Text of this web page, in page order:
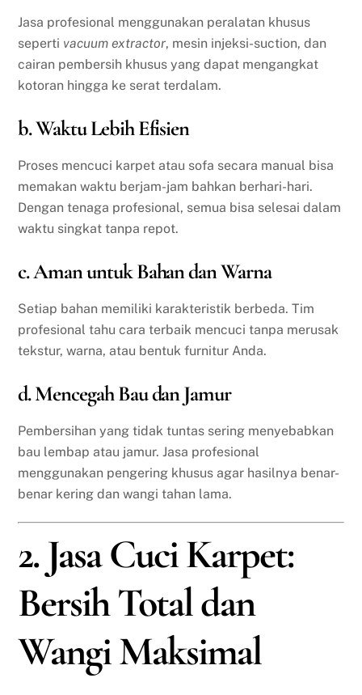
Jasa profesional menggunakan peralatan khusus
seperti vacuum extractor, mesin injeksi-suction, dan
cairan pembersih khusus yang dapat mengangkat
kotoran hingga ke serat terdalam.
b. Waktu Lebih Efisien
Proses mencuci karpet atau sofa secara manual bisa
memakan waktu berjam-jam bahkan berhari-hari.
Dengan tenaga profesional, semua bisa selesai dalam
waktu singkat tanpa repot.
c. Aman untuk Bahan dan Warna
Setiap bahan memiliki karakteristik berbeda. Tim
profesional tahu cara terbaik mencuci tanpa merusak
tekstur, warna, atau bentuk furnitur Anda.
d. Mencegah Bau dan Jamur
Pembersihan yang tidak tuntas sering menyebabkan
bau lembap atau jamur. Jasa profesional
menggunakan pengering khusus agar hasilnya benar-
benar kering dan wangi tahan lama.
2. Jasa Cuci Karpet:
Bersih Total dan
Wangi Maksimal